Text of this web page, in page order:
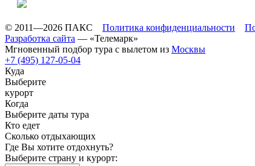
© 2011—2026 ПАКС Политика конфиденциальности
Разработка сайта — «Телемарк»
Мгновенный подбор тура с вылетом из Москвы
+7 (495) 127-05-04
Куда
Выберите
курорт
Когда
Выберите даты тура
Кто едет
Сколько отдыхающих
Где Вы хотите отдохнуть?
Выберите страну и курорт: